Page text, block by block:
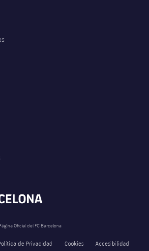
Oficial del FC Barcelona
de Privacidad Cookies Accesibilidad